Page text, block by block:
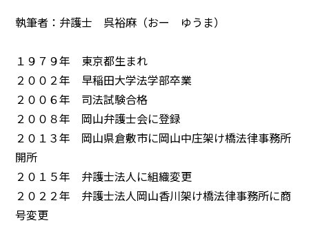
執筆者：弁護士 呉裕麻（おー ゆうま）
１９７９年 東京都生まれ
２００２年 早稲田大学法学部卒業
２００６年 司法試験合格
２００８年 岡山弁護士会に登録
２０１３年 岡山県倉敷市に岡山中庄架け橋法律事務所
開所
２０１５年 弁護士法人に組織変更
２０２２年 弁護士法人岡山香川架け橋法律事務所に商
号変更